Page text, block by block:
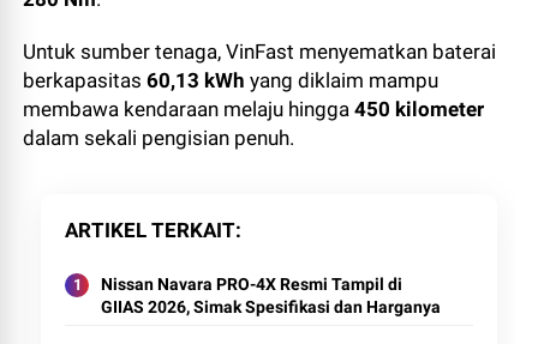
Untuk sumber tenaga, VinFast menyematkan baterai
berkapasitas60,13 kWh yang diklaim mampu
membawa kendaraan melaju hingga450 kilometer
dalam sekali pengisian penuh.
ARTIKEL TERKAIT
Nissan Navara PRO-4X Resmi Tampil di
GIIAS 2026, Simak Spesifikasi dan Harganya